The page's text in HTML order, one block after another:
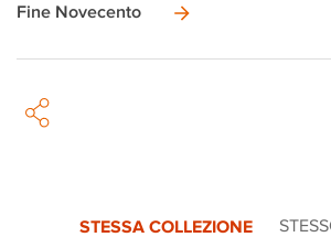
Fine Novecento
STESSA COLLEZIONE